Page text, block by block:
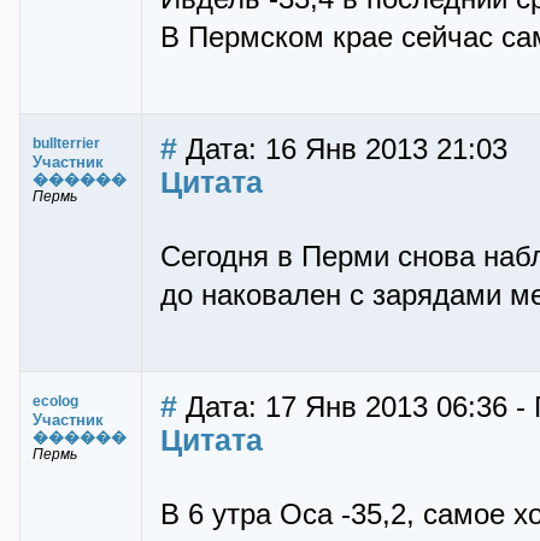
В Пермском крае сейчас
bullterrier
Участник
������
Пермь
# Дата: 16 Янв 2013 21:03
Цитата
Сегодня в Перми снова
до наковален с зарядами
ecolog
Участник
������
Пермь
# Дата: 17 Янв 2013 06:36 -
Цитата
В 6 утра Оса -35,2, самое